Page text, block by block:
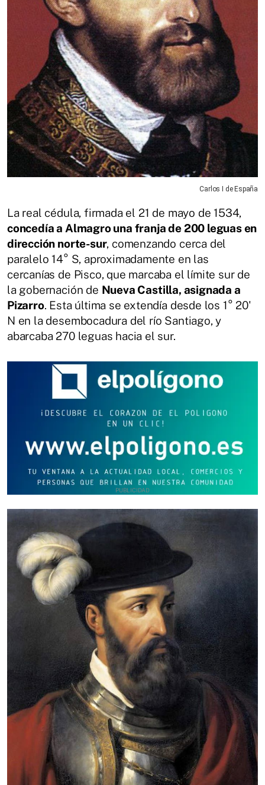
Carlos I de España
La real cédula, firmada el 21 de mayo de 1534,
concedía a Almagro una franja de 200 leguas en
dirección norte-sur, comenzando cerca del
paralelo 14° S, aproximadamente en las
cercanías de Pisco, que marcaba el límite sur de
la gobernación de Nueva Castilla, asignada a
Pizarro. Esta última se extendía desde los 1° 20'
N en la desembocadura del río Santiago, y
abarcaba 270 leguas hacia el sur.